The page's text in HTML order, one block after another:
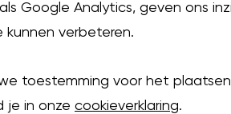
Google Analytics, geven ons
verbeteren.
toestemming voor het
je in onze cookieverklaring.